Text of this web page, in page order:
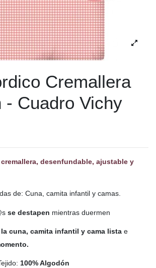
Cremallera
- Cuadro Vichy
desenfundable, ajustable y
de: Cuna, camita infantil y camas.
se destapen mientras duermen
la cuna, camita infantil y cama lista e
100% Algodón